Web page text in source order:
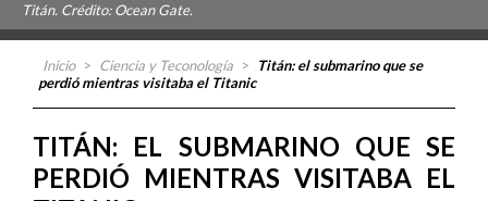
Titán. Crédito: Ocean Gate.
Inicio > Ciencia y Teconología >
Titán: el submarino que se
perdió mientras visitaba el Titanic
TITÁN: EL SUBMARINO QUE SE
PERDIÓ MIENTRAS VISITABA EL